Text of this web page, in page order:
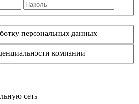
персональных данных
компании
сеть